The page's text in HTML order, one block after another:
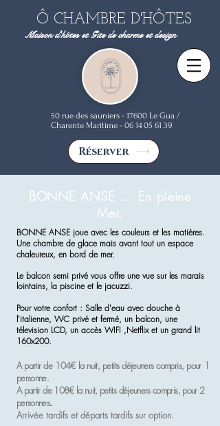
Ô CHAMBRE D'HÔTES
Maison d'hôtes et Gite de charme et design
50 rue des sauniers - 17600 Le Gua /
Charente Maritime - 06 14 05 61 39
Réserver
BONNE ANSE ... En pleine
Mer.
BONNE ANSE joue avec les couleurs et les matières.
Une chambre de glace mais avant tout un espace
chaleureux, en bord de mer.
Le balcon semi privé vous offre une vue sur les marais
lointains, la piscine et le jacuzzi.
Pour votre confort : Salle d'eau avec douche à
l'italienne, WC privé et fermé, un balcon, une
télevision LCD, un accès WIFI ,Netflix et un grand lit
160x200.
A partir de 104€ la nuit, petits déjeunerscompris, pour 1
personne.
A partir de 108€ la nuit, petits déjeuners compris, pour 2
personnes.
Arrivée tardifs et départs tardifs sur option.